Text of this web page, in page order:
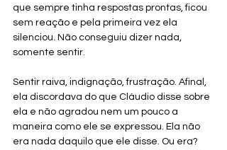
que sempre tinha respostas prontas, ficou
sem reação e pela primeira vez ela
silenciou. Não conseguiu dizer nada,
somente sentir.
Sentir raiva, indignação, frustração. Afinal,
ela discordava do que Cláudio disse sobre
ela e não agradou nem um pouco a
maneira como ele se expressou. Ela não
era nada daquilo que ele disse. Ou era?